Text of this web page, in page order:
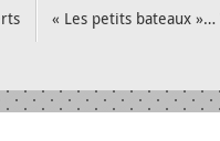
« Les petits bateaux »…